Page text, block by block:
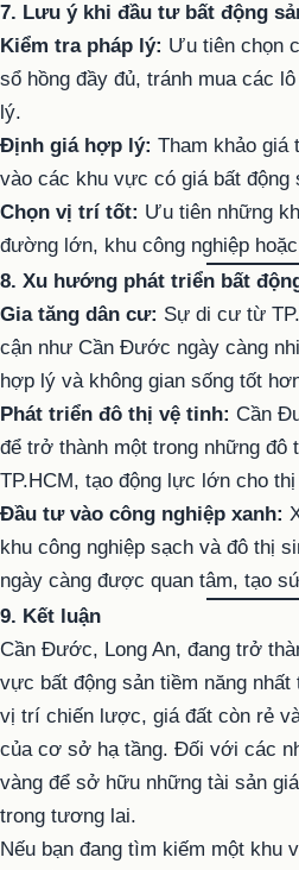
7. Lưu ý khi đầu tư bất động
Kiểm tra pháp lý: Ưu tiên chọn
sổ hồng đầy đủ, tránh mua các
lý.
Định giá hợp lý: Tham khảo giá
vào các khu vực có giá bất động
Chọn vị trí tốt: Ưu tiên những
đường lớn, khu công nghiệp
8. Xu hướng phát triển bất
Gia tăng dân cư: Sự di cư từ
cận như Cần Đước ngày càng
hợp lý và không gian sống tốt
Phát triển đô thị vệ tinh: Cần
để trở thành một trong những đô
TP.HCM, tạo động lực lớn cho
Đầu tư vào công nghiệp xanh:
khu công nghiệp sạch và đô thị
ngày càng được quan tâm, tạo
9. Kết luận
Cần Đước, Long An, đang trở
vực bất động sản tiềm năng
vị trí chiến lược, giá đất còn rẻ
của cơ sở hạ tầng. Đối với các
vàng để sở hữu những tài sản
trong tương lai.
Nếu bạn đang tìm kiếm một khu